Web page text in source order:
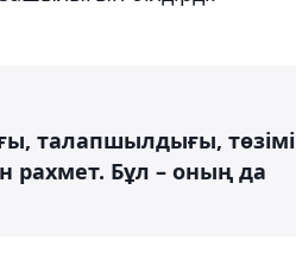
талапшылдығы, төзімі
рахмет. Бұл – оның да